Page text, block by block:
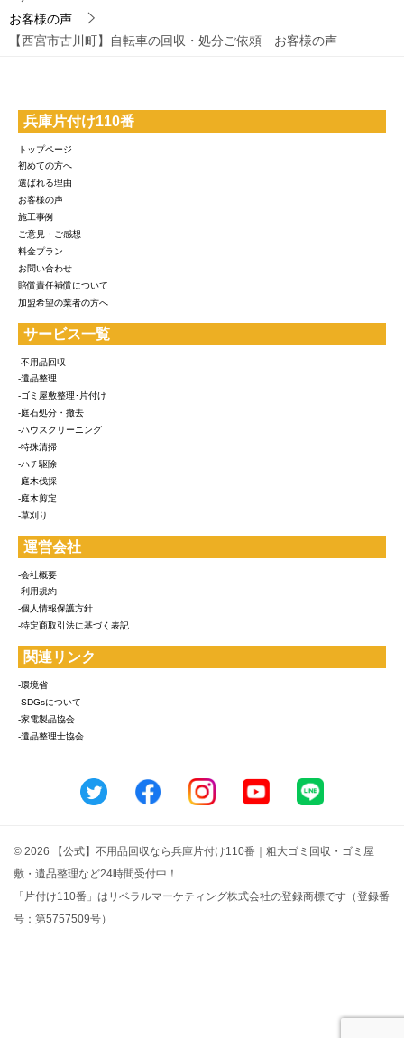
お客様の声
【西宮市古川町】自転車の回収・処分ご依頼 お客様の声
兵庫片付け110番
トップページ
初めての方へ
選ばれる理由
お客様の声
施工事例
ご意見・ご感想
料金プラン
お問い合わせ
賠償責任補償について
加盟希望の業者の方へ
サービス一覧
-不用品回収
-遺品整理
-ゴミ屋敷整理･片付け
-庭石処分・撤去
-ハウスクリーニング
-特殊清掃
-ハチ駆除
-庭木伐採
-庭木剪定
-草刈り
運営会社
-会社概要
-利用規約
-個人情報保護方針
-特定商取引法に基づく表記
関連リンク
-環境省
-SDGsについて
-家電製品協会
-遺品整理士協会
© 2026 【公式】不用品回収なら兵庫片付け110番｜粗大ゴミ回収・ゴミ屋
敷・遺品整理など24時間受付中！
「片付け110番」はリベラルマーケティング株式会社の登録商標です（登録番
号：第5757509号）